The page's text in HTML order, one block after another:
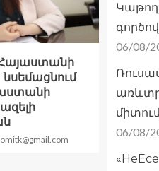
նսեմացնում
06/08/
06/08/